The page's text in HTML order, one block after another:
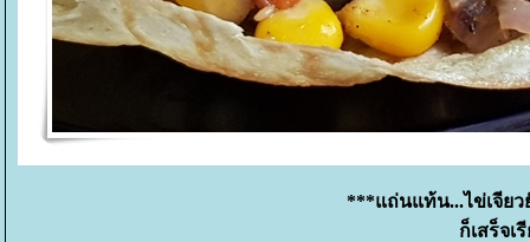
***แถ่นแท้น...ไข่เจีย
ก็เสร็จเ